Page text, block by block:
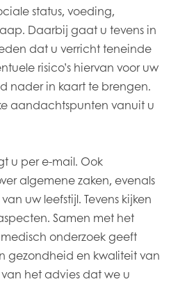
status, voeding,
Daarbij gaat u tevens in
dat u verricht teneinde
risico’s hiervan voor uw
nader in kaart te brengen.
aandachtspunten vanuit u
u per e-mail. Ook
algemene zaken, evenals
uw leefstijl. Tevens kijken
Samen met het
onderzoek geeft
gezondheid en kwaliteit van
het advies dat we u